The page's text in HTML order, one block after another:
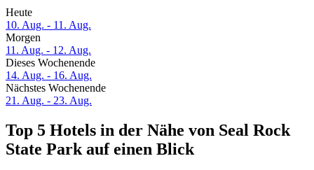
Heute
10. Aug. - 11. Aug.
Morgen
11. Aug. - 12. Aug.
Dieses Wochenende
14. Aug. - 16. Aug.
Nächstes Wochenende
21. Aug. - 23. Aug.
Top 5 Hotels in der Nähe von Seal Rock
State Park auf einen Blick